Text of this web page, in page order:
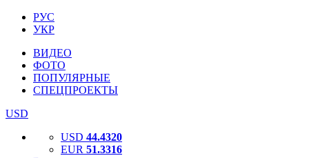
РУС
УКР
ВИДЕО
ФОТО
ПОПУЛЯРНЫЕ
СПЕЦПРОЕКТЫ
USD
USD 44.4320
EUR 51.3316